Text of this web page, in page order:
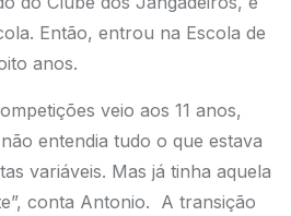
Então, entrou na Escola de
anos.
veio aos 11 anos,
entendia tudo o que estava
variáveis. Mas já tinha aquela
conta Antonio. A transição